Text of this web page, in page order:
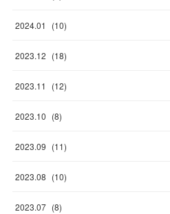
2024.01 (10)
2023.12 (18)
2023.11 (12)
2023.10 (8)
2023.09 (11)
2023.08 (10)
2023.07 (8)